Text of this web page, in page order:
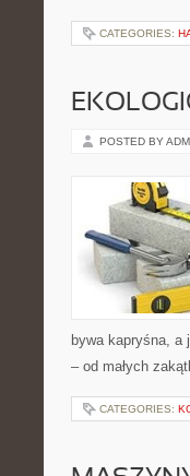
CATEGORIES:
POSTED BY
bywa kapryśna, a
– od małych
CATEGORIES: